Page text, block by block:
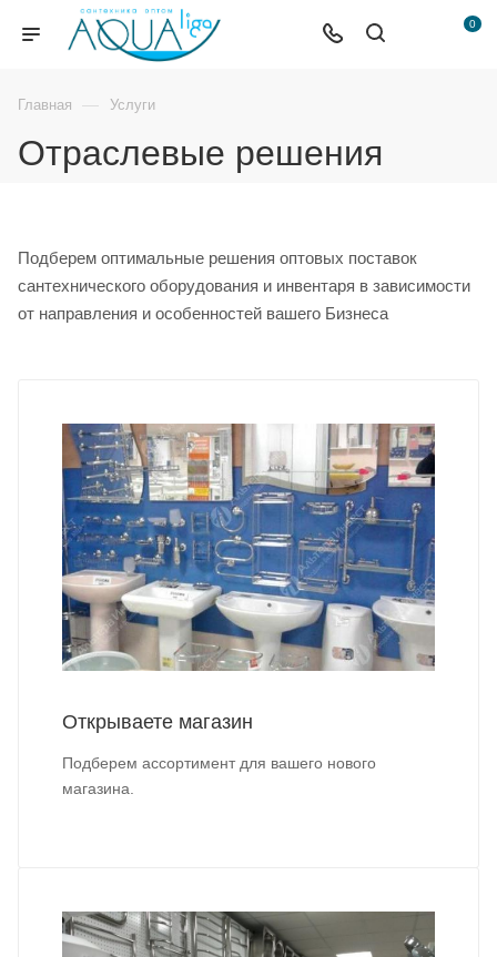
0
Главная — Услуги
Отраслевые решения
Подберем оптимальные решения оптовых поставок
сантехнического оборудования и инвентаря в зависимости
от направления и особенностей вашего Бизнеса
Открываете магазин
Подберем ассортимент для вашего нового
магазина.